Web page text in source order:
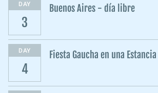
DAY
3
Buenos Aires - día libre
DAY
4
Fiesta Gaucha en una Estancia